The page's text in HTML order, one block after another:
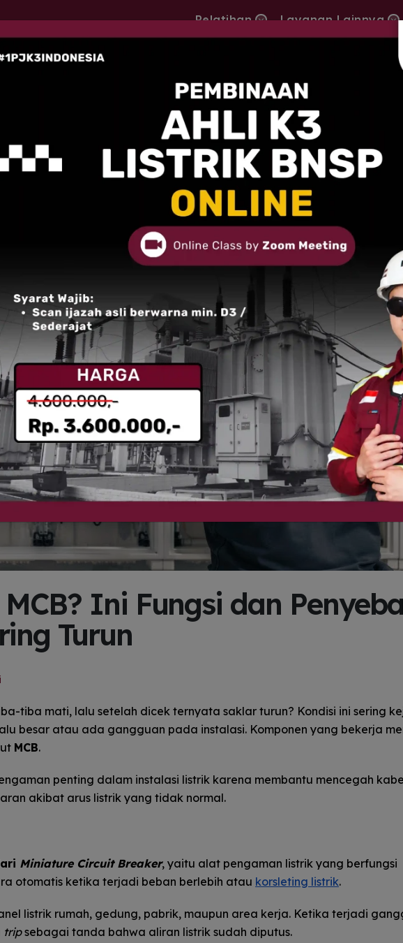
Pelatihan Layanan Lainnya
Itu MCB? Ini Fungsi Dan Penyebab MCB Sering Turun
Ini Fungsi dan
Turun
tiba mati, lalu setelah dicek ternyata saklar turun? Kondisi ini sering
besar atau ada gangguan pada instalasi. Komponen yang bekerja
MCB.
penting dalam instalasi listrik karena membantu mencegah
akibat arus listrik yang tidak normal.
Miniature Circuit Breaker, yaitu alat pengaman listrik yang berfungsi
otomatis ketika terjadi beban berlebih atau korsleting listrik.
listrik rumah, gedung, pabrik, maupun area kerja. Ketika terjadi
tripsebagai tanda bahwa aliran listrik sudah diputus.